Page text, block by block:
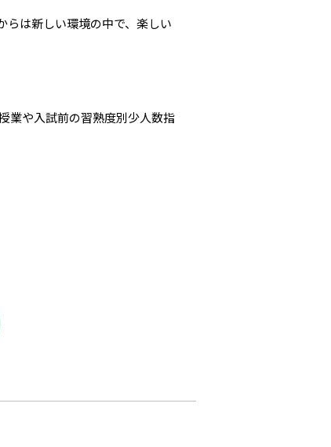
らは新しい環境の中で、楽しい
業や入試前の習熟度別少人数指